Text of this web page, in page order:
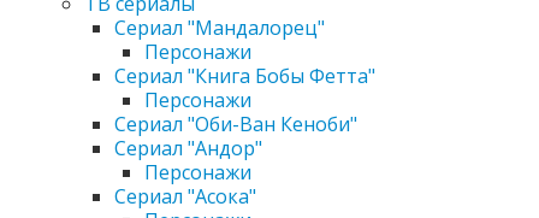
Сериал "Мандалорец"
Персонажи
Сериал "Книга Бобы Фетта"
Персонажи
Сериал "Оби-Ван Кеноби"
Сериал "Андор"
Персонажи
Сериал "Асока"